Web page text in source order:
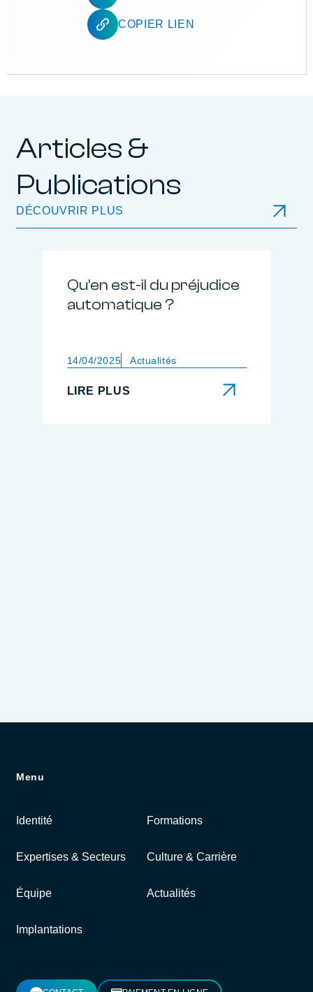
COPIER LIEN
Articles &
Publications
DÉCOUVRIR PLUS
Qu’en est-il du préjudice
automatique ?
14/04/2025 Actualités
LIRE PLUS
Menu
Identité Formations
Expertises & Secteurs Culture & Carrière
Équipe Actualités
Implantations